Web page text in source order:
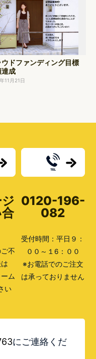
ウドファンディング目標
達成
11月21日
不
ム
い
0120-196-
082
受付時間：平日９：
００～１6：００
※お電話でのご注文
は承っておりません
にご連絡くだ